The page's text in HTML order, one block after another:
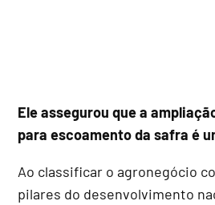
Ele assegurou que a
para escoamento da safra é
Ao classificar o agronegócio
pilares do desenvolvimento